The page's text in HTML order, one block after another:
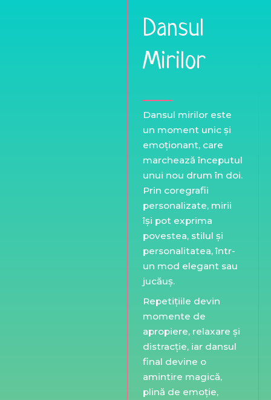
Dansul
Mirilor
Dansul mirilor este
un moment unic și
emoționant, care
marchează începutul
unui nou drum în doi.
Prin coregrafii
personalizate, mirii
își pot exprima
povestea, stilul și
personalitatea, într-
un mod elegant sau
jucăuș.
Repetițiile devin
momente de
apropiere, relaxare și
distracție, iar dansul
final devine o
amintire magică,
plină de emoție,